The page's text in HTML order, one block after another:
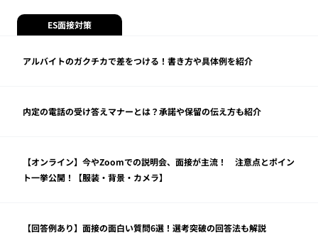
ES面接対策
アルバイトのガクチカで差をつける！書き方や具体例を紹介
内定の電話の受け答えマナーとは？承諾や保留の伝え方も紹介
【オンライン】今やZoomでの説明会、面接が主流！ 注意点とポイン
ト一挙公開！【服装・背景・カメラ】
【回答例あり】面接の面白い質問6選！選考突破の回答法も解説